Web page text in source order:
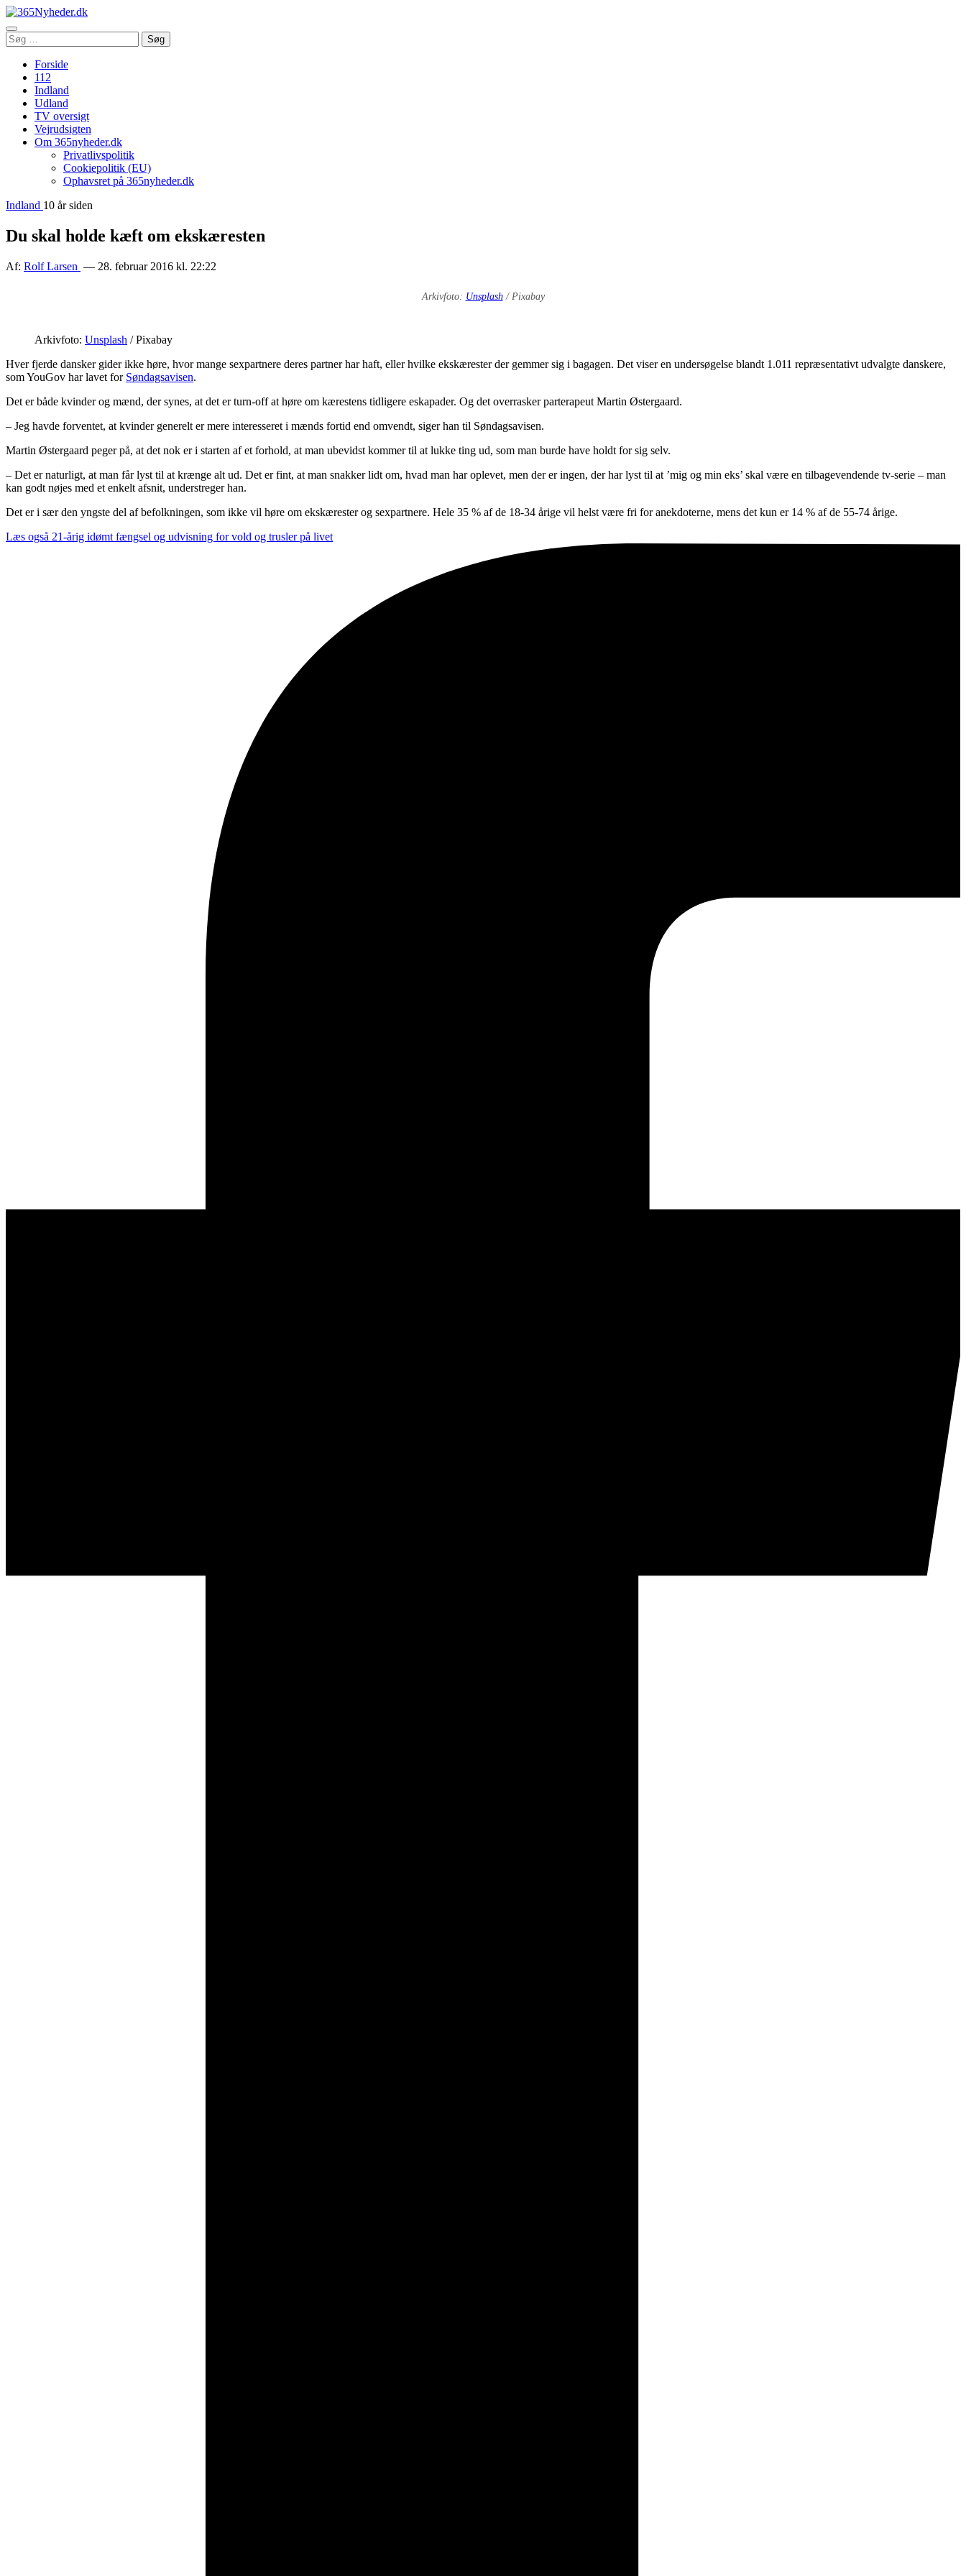
Åbn
menu
Søg
efter:
Søg
Forside
112
Indland
Udland
TV oversigt
Vejrudsigten
Om 365nyheder.dk
Privatlivspolitik
Cookiepolitik (EU)
Ophavsret på 365nyheder.dk
Indland 10 år siden
Du skal holde kæft om ekskæresten
Af: Rolf Larsen — 28. februar 2016 kl. 22:22
Arkivfoto: Unsplash/ Pixabay
Arkivfoto: Unsplash / Pixabay
Hver fjerde dansker gider ikke høre, hvor mange sexpartnere deres partner har haft, eller hvilke ekskærester der gemmer sig i bagagen. Det viser en undersøgelse blandt 1.011 repræsentativt udvalgte danskere,
som YouGov har lavet for Søndagsavisen.
Det er både kvinder og mænd, der synes, at det er turn-off at høre om kærestens tidligere eskapader. Og det overrasker parterapeut Martin Østergaard.
– Jeg havde forventet, at kvinder generelt er mere interesseret i mænds fortid end omvendt, siger han til Søndagsavisen.
Martin Østergaard peger på, at det nok er i starten af et forhold, at man ubevidst kommer til at lukke ting ud, som man burde have holdt for sig selv.
– Det er naturligt, at man får lyst til at krænge alt ud. Det er fint, at man snakker lidt om, hvad man har oplevet, men der er ingen, der har lyst til at ’mig og min eks’ skal være en tilbagevendende tv-serie – man
kan godt nøjes med et enkelt afsnit, understreger han.
Det er i sær den yngste del af befolkningen, som ikke vil høre om ekskærester og sexpartnere. Hele 35 % af de 18-34 årige vil helst være fri for anekdoterne, mens det kun er 14 % af de 55-74 årige.
Læs også 21-årig idømt fængsel og udvisning for vold og trusler på livet